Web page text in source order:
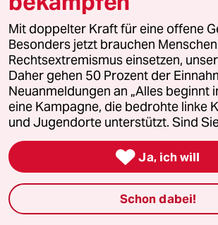
B bleakest
15.04.2016,12:02 Uhr
"Ausdruck eines religiösen
Selbstbewusstseins". Echt?
langsam aber doch, dass
"Unterscheidungen" etwas
weitesten Sinn muslimischen
Politiken ansetzen, sondern
bei etwas wichtigeren
Mit doppelter Kraft für eine offene
Besonders jetzt brauchen
Rechtsextremismus einsetzen,
Daher gehen 50 Prozent der
Neuanmeldungen an „Alles beginnt
eine Kampagne, die bedrohte linke
und Jugendorte unterstützt. Sind
 Ja, ich will
Schon dabei!